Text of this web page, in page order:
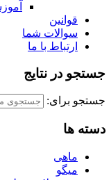
قوانین
سوالات شما
ارتباط با ما
جستجو در نتایج
جستجو برای:
دسته ها
ماهی
میگو